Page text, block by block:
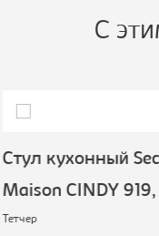
С
Стул кухонный
Maison CINDY
Тетчер